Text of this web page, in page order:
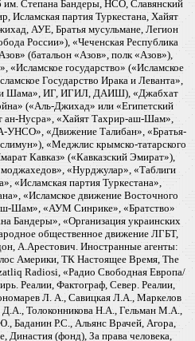
им. Степана Бандеры, НСО, Славянский
Исламская партия Туркестана, Хайят
АУЕ, Братья мусульмане, Легион
России»), «Чеченская Республика
(батальон «Азов», полк «Азов»),
«Исламское государство» («Исламское
Государство Ирака и Леванта»,
и Шама», ИГ, ИГИЛ, ДАИШ), «Джабхат
(«Аль-Джихад» или «Египетский
ан-Нусра», «Хайят Тахрир-аш-Шам»,
«Движение Талибан», «Братья-
«Меджлис крымско-татарского
Кавказ» («Кавказский Эмират»),
«Нурджулар», «Таблиги
«Исламская партия Туркестана»,
«Исламское движение Восточного
Шам», «АУМ Синрике», «Братство»
Бандеры», «Организация украинских
общественное движение ЛГБТ,
А.Арестович. Иностранные агенты:
Америки, ТК Настоящее Время, The
Radiosi, «Радио Свободная Европа/
Реалии, Фактограф, Север. Реалии,
Л. А., Савицкая Л.А., Маркелов
Толоконникова Н.А., Гельман М.А.,
Баданин Р.С., Альянс Врачей, Агора,
Династия (фонд), За права человека,